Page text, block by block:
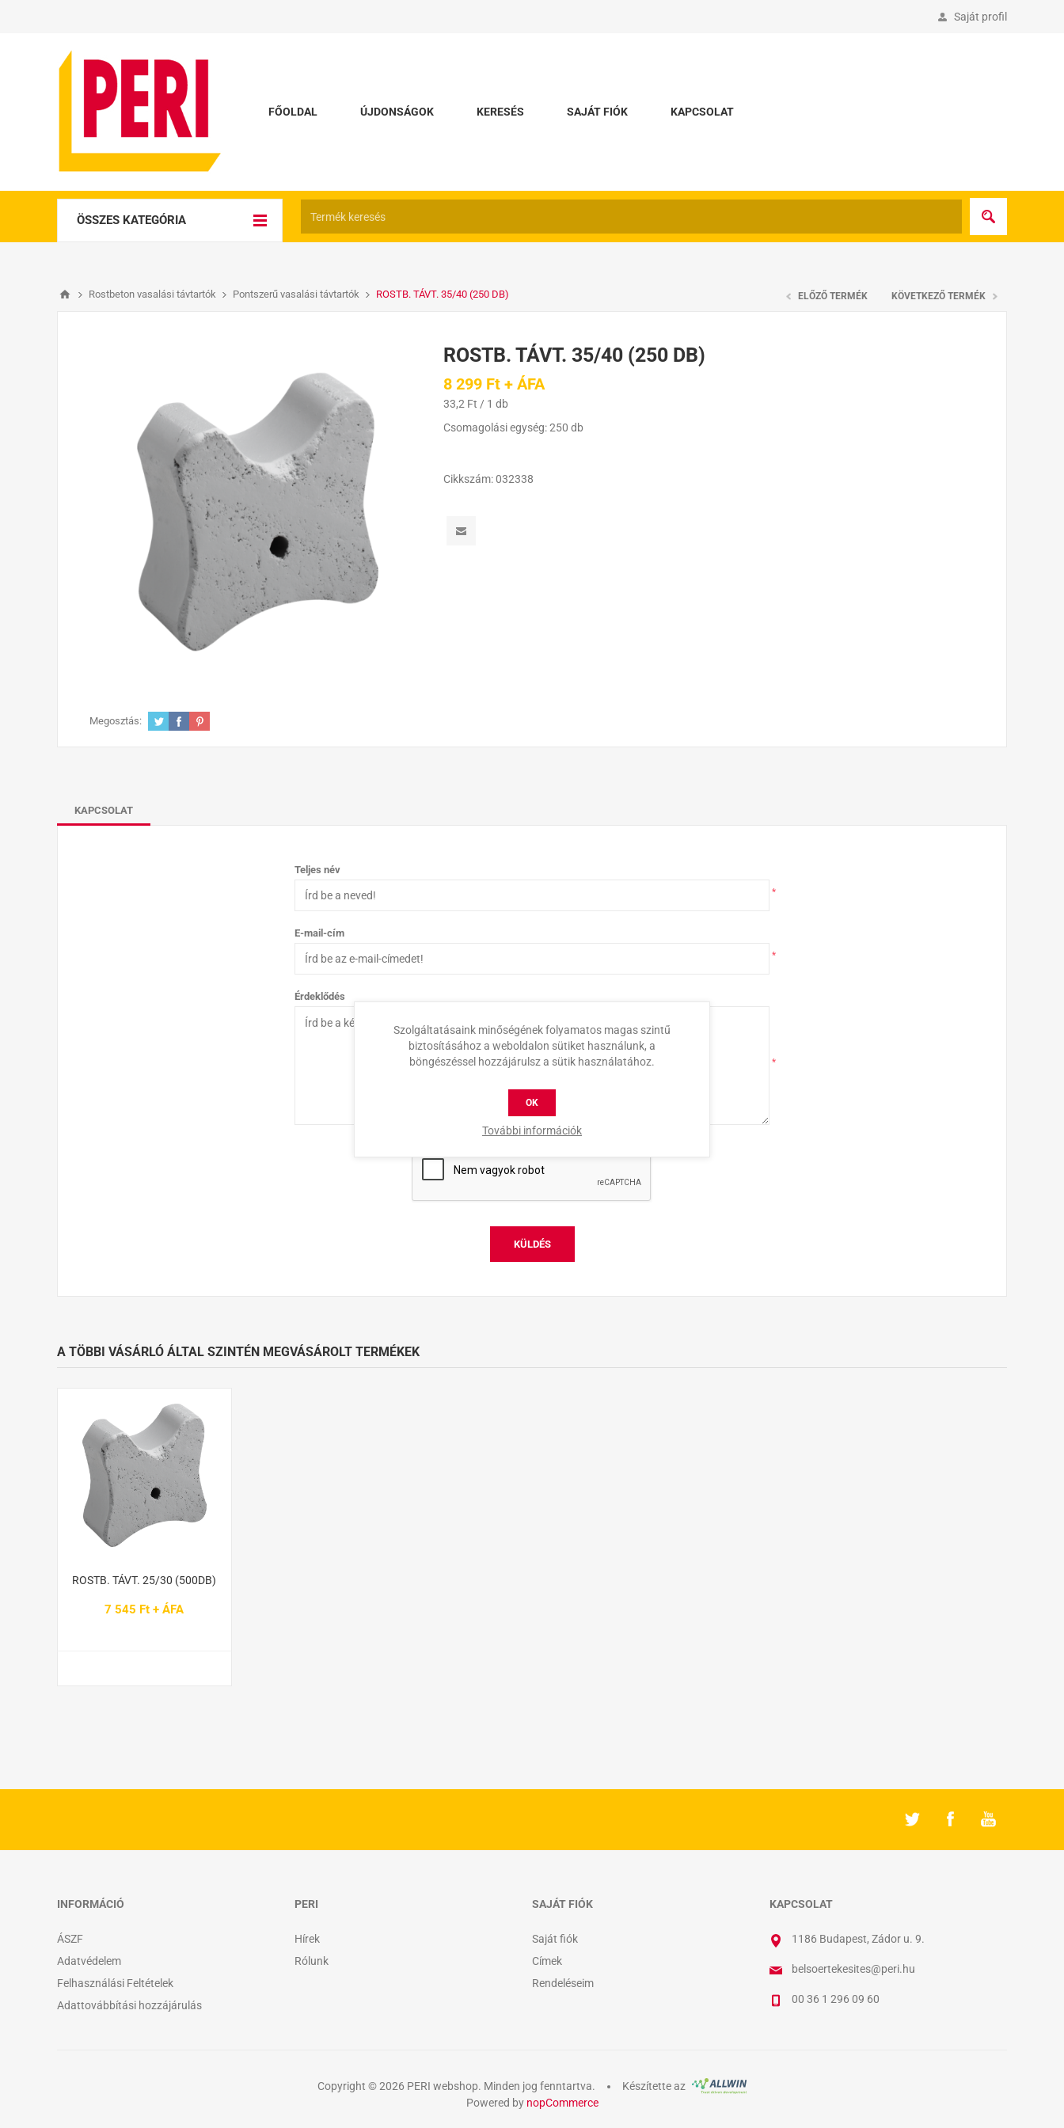
Saját profil
FŐOLDAL ÚJDONSÁGOK KERESÉS SAJÁT FIÓK KAPCSOLAT
ÖSSZES KATEGÓRIA
Rostbeton vasalási távtartók Pontszerű vasalási távtartók ROSTB. TÁVT. 35/40 (250 DB) ELŐZŐ TERMÉK KÖVETKEZŐ TERMÉK
ROSTB. TÁVT. 35/40 (250 DB)
8 299 Ft + ÁFA
33,2 Ft / 1 db
Csomagolási egység: 250 db
Cikkszám: 032338
Megosztás:
KAPCSOLAT
Teljes név
*
E-mail-cím
*
Érdeklődés
*
KÜLDÉS
A TÖBBI VÁSÁRLÓ ÁLTAL SZINTÉN MEGVÁSÁROLT TERMÉKEK
ROSTB. TÁVT. 25/30 (500DB)
7 545 Ft + ÁFA
INFORMÁCIÓ
ÁSZF
Adatvédelem
Felhasználási Feltételek
Adattovábbítási hozzájárulás
PERI
Hírek
Rólunk
SAJÁT FIÓK
Saját fiók
Címek
Rendeléseim
KAPCSOLAT
1186 Budapest, Zádor u. 9.
belsoertekesites@peri.hu
00 36 1 296 09 60
Copyright © 2026 PERI webshop. Minden jog fenntartva.
Készítette az
Powered by nopCommerce
Szolgáltatásaink minőségének folyamatos magas szintű
biztosításához a weboldalon sütiket használunk, a
böngészéssel hozzájárulsz a sütik használatához.
OK
További információk